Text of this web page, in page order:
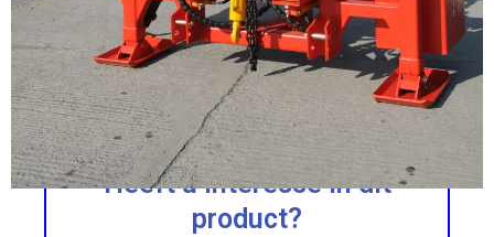
Heeft u interesse in dit
product?